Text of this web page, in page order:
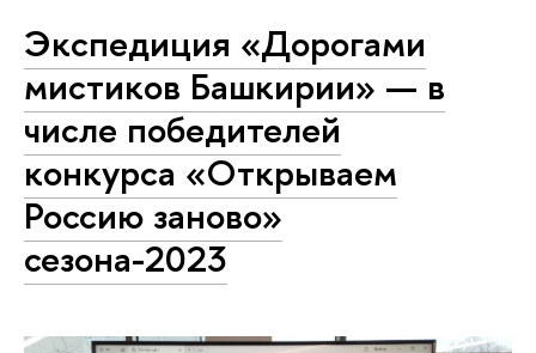
Экспедиция «Дорогами
мистиков Башкирии» — в
числе победителей
конкурса «Открываем
Россию заново»
сезона-2023